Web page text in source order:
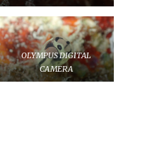
OLYMPUS DIGITAL
CAMERA